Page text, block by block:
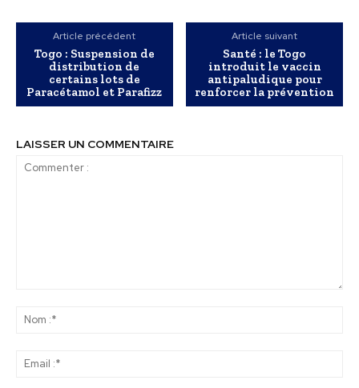
Article précédent
Togo : Suspension de
distribution de
certains lots de
Paracétamol et Parafizz
Article suivant
Santé : le Togo
introduit le vaccin
antipaludique pour
renforcer la prévention
LAISSER UN COMMENTAIRE